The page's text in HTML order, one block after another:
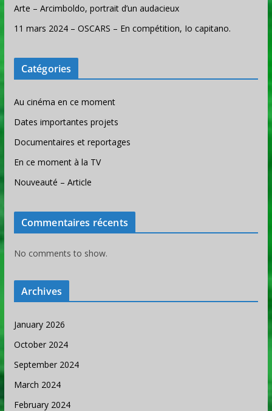
Arte – Arcimboldo, portrait d’un audacieux
11 mars 2024 – OSCARS – En compétition, Io capitano.
Catégories
Au cinéma en ce moment
Dates importantes projets
Documentaires et reportages
En ce moment à la TV
Nouveauté – Article
Commentaires récents
No comments to show.
Archives
January 2026
October 2024
September 2024
March 2024
February 2024